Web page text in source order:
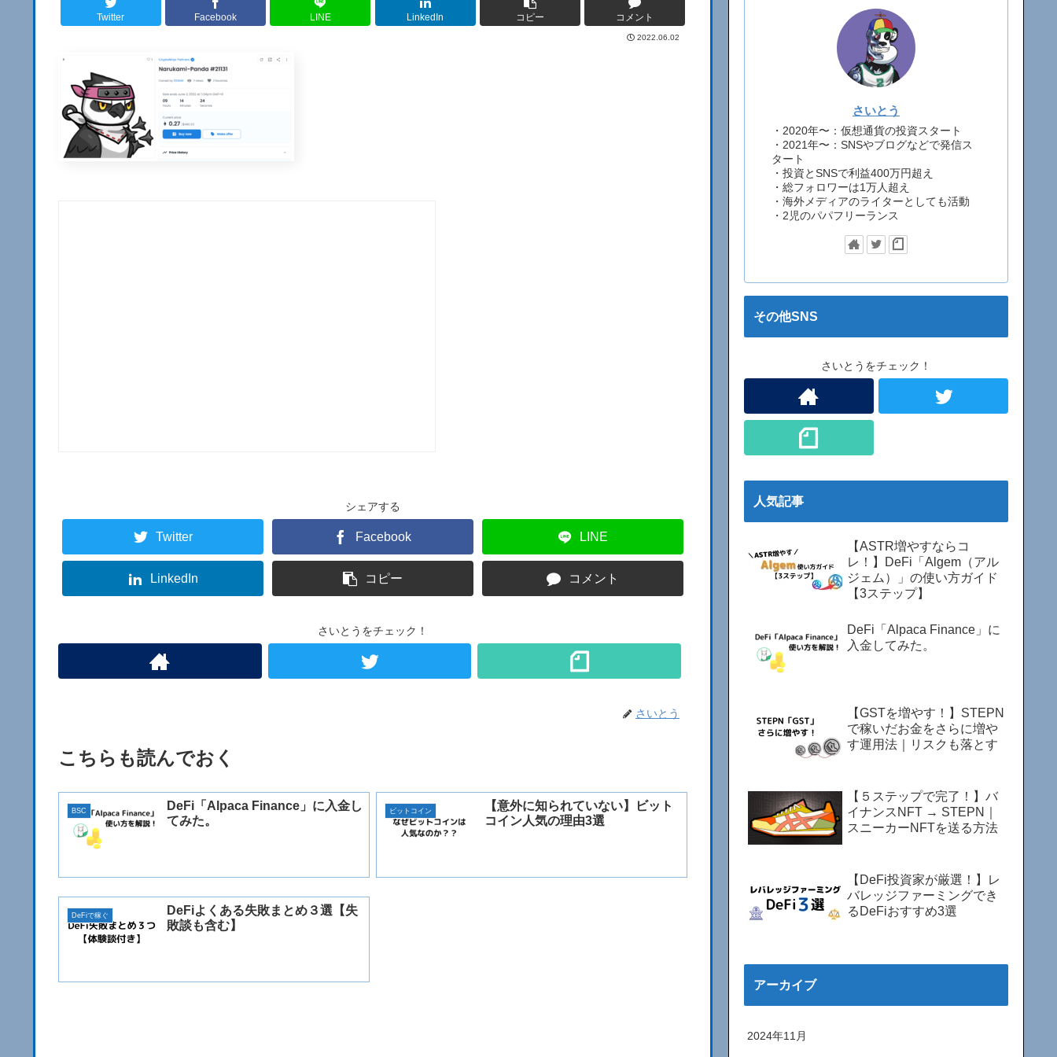
Twitter Facebook LINE LinkedIn コピー コメント
2022.06.02
シェアする
Twitter Facebook LINE
LinkedIn コピー コメント
さいとうをチェック！
さいとう
こちらも読んでおく
BSC
DeFi「Alpaca Finance」に入金し
てみた。
ビットコイン
【意外に知られていない】ビット
コイン人気の理由3選
DeFiで稼ぐ
DeFiよくある失敗まとめ３選【失
敗談も含む】
さいとう
・2020年〜：仮想通貨の投資スタート
・2021年〜：SNSやブログなどで発信ス
タート
・投資とSNSで利益400万円超え
・総フォロワーは1万人超え
・海外メディアのライターとしても活動
・2児のパパフリーランス
その他SNS
さいとうをチェック！
人気記事
【ASTR増やすならコ
レ！】DeFi「Algem（アル
ジェム）」の使い方ガイド
【3ステップ】
DeFi「Alpaca Finance」に
入金してみた。
【GSTを増やす！】STEPN
で稼いだお金をさらに増や
す運用法｜リスクも落とす
【５ステップで完了！】バ
イナンスNFT → STEPN｜
スニーカーNFTを送る方法
【DeFi投資家が厳選！】レ
バレッジファーミングでき
るDeFiおすすめ3選
アーカイブ
2024年11月